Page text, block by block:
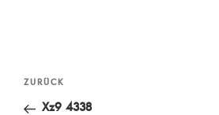
Beitragsnavigation
Vorheriger
Beitrag
ZURÜCK
Xz9 4338